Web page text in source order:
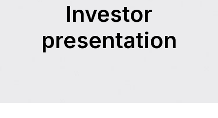
Investor
presentation